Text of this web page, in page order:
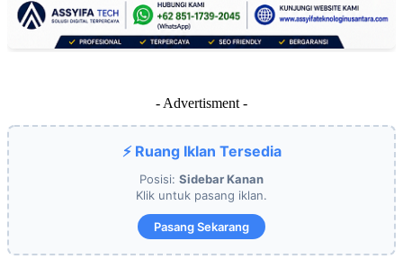
- Advertisment -
⚡ Ruang Iklan Tersedia
Posisi: Sidebar Kanan
Klik untuk pasang iklan.
Pasang Sekarang